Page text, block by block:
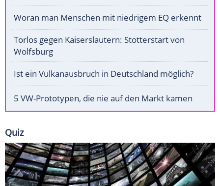
Woran man Menschen mit niedrigem EQ erkennt
Torlos gegen Kaiserslautern: Stotterstart von
Wolfsburg
Ist ein Vulkanausbruch in Deutschland möglich?
5 VW-Prototypen, die nie auf den Markt kamen
Quiz